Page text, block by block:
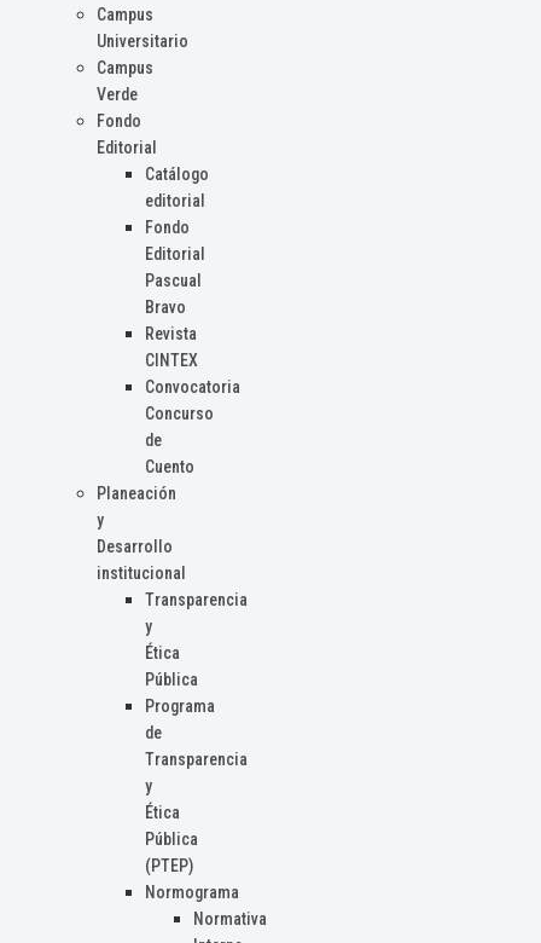
Campus
Universitario
Campus
Verde
Fondo
Editorial
Catálogo
editorial
Fondo
Editorial
Pascual
Bravo
Revista
CINTEX
Convocatoria
Concurso
de
Cuento
Planeación
y
Desarrollo
institucional
Transparencia
y
Ética
Pública
Programa
de
Transparencia
y
Ética
Pública
(PTEP)
Normograma
Normativa